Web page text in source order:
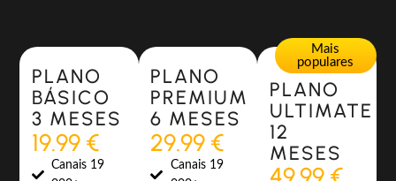
Most Popular
PLANO
BÁSICO
3 MESES
19.99 €
Canais 19
Most Popular
PLANO
PREMIUM
6 MESES
29.99 €
Canais 19
Mais
populares
PLANO
ULTIMATE
12
MESES